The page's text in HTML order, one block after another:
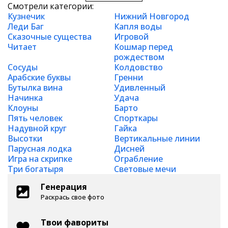
Смотрели категории:
Кузнечик
Нижний Новгород
Леди Баг
Капля воды
Сказочные существа
Игровой
Читает
Кошмар перед
рождеством
Сосуды
Колдовство
Арабские буквы
Гренни
Бутылка вина
Удивленный
Начинка
Удача
Клоуны
Барто
Пять человек
Спорткары
Надувной круг
Гайка
Высотки
Вертикальные линии
Парусная лодка
Дисней
Игра на скрипке
Ограбление
Три богатыря
Световые мечи
Генерация
Раскрась свое фото
Твои фавориты